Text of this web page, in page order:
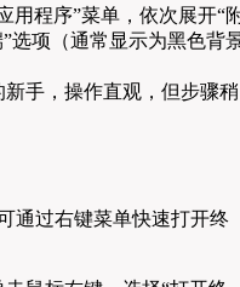
用程序”菜单，依次展开“
选项（通常显示为黑色背
新手，操作直观，但步骤稍
通过右键菜单快速打开终